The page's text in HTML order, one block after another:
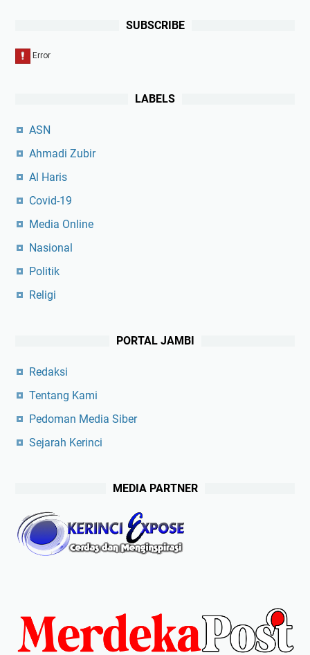
SUBSCRIBE
LABELS
ASN
Ahmadi Zubir
Al Haris
Covid-19
Media Online
Nasional
Politik
Religi
PORTAL JAMBI
Redaksi
Tentang Kami
Pedoman Media Siber
Sejarah Kerinci
MEDIA PARTNER